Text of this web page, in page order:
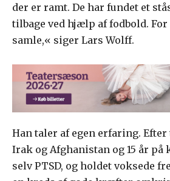
der er ramt. De har fundet et
tilbage ved hjælp af fodbold.
samle,« siger Lars Wolff.
Han taler af egen erfaring.
Irak og Afghanistan og 15 år på
selv PTSD, og holdet voksede